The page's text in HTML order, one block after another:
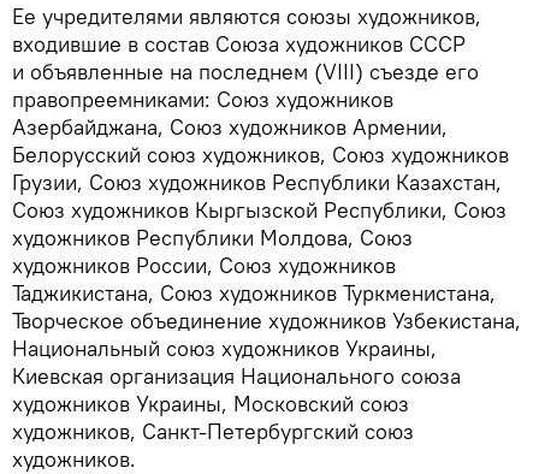
Ее учредителями являются союзы художников,
входившие в состав Союза художников СССР
и объявленные на последнем (VIII) съезде его
правопреемниками: Союз художников
Азербайджана, Союз художников Армении,
Белорусский союз художников, Союз художников
Грузии, Союз художников Республики Казахстан,
Союз художников Кыргызской Республики, Союз
художников Республики Молдова, Союз
художников России, Союз художников
Таджикистана, Союз художников Туркменистана,
Творческое объединение художников Узбекистана,
Национальный союз художников Украины,
Киевская организация Национального союза
художников Украины, Московский союз
художников, Санкт-Петербургский союз
художников.